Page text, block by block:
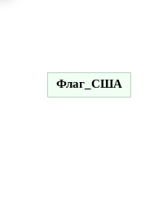
Флаг_США